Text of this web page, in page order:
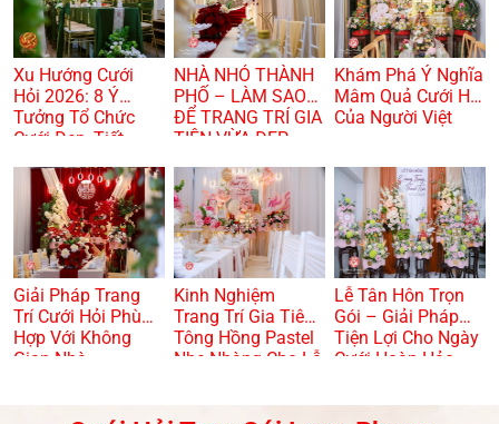
Xu Hướng Cưới
Hỏi 2026: 8 Ý
Tưởng Tổ Chức
Cưới Đẹp, Tiết
NHÀ NHỎ THÀNH
PHỐ – LÀM SAO
ĐỂ TRANG TRÍ GIA
TIÊN VỪA ĐẸP
TRỌNG? 🏠🌸
Khám Phá Ý Nghĩa
Mâm Quả Cưới Hỏi
Của Người Việt
Giải Pháp Trang
Trí Cưới Hỏi Phù
Hợp Với Không
Gian Nhà
Kinh Nghiệm
Trang Trí Gia Tiên
Tông Hồng Pastel
Nhẹ Nhàng Cho Lễ
Lễ Tân Hôn Trọn
Gói – Giải Pháp
Tiện Lợi Cho Ngày
Cưới Hoàn Hảo